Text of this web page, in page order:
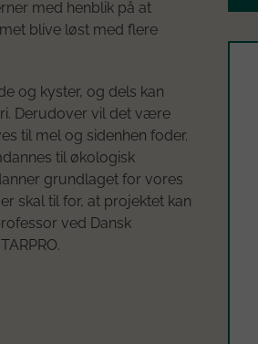
med henblik på at
blive løst med flere
og kyster, og dels kan
Derudover vil det være
til mel og sidenhen foder.
til økologisk
grundlaget for vores
skal til for, at projektet kan
ved Dansk